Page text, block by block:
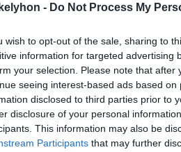
- Do Not Process My
wish to opt-out of the sale, sharing to
information for targeted advertising
your selection. Please note that
seeing interest-based ads based
disclosed to third parties prior to
disclosure of your personal
This information may also be
Participants that may further
elkészült
fesztivál